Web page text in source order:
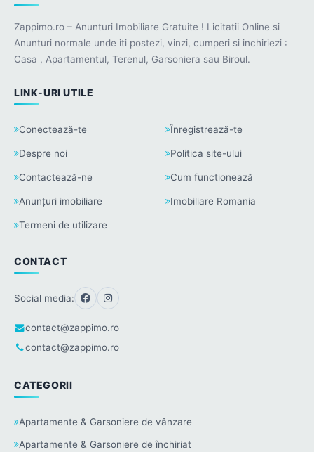
Zappimo.ro – Anunturi Imobiliare Gratuite ! Licitatii Online si
Anunturi normale unde iti postezi, vinzi, cumperi si inchiriezi :
Casa , Apartamentul, Terenul, Garsoniera sau Biroul.
LINK-URI UTILE
Conectează-te Înregistrează-te
Despre noi Politica site-ului
Contactează-ne Cum functionează
Anunțuri imobiliare Imobiliare Romania
Termeni de utilizare
CONTACT
Social media:
contact@zappimo.ro
contact@zappimo.ro
CATEGORII
Apartamente & Garsoniere de vânzare
Apartamente & Garsoniere de închiriat